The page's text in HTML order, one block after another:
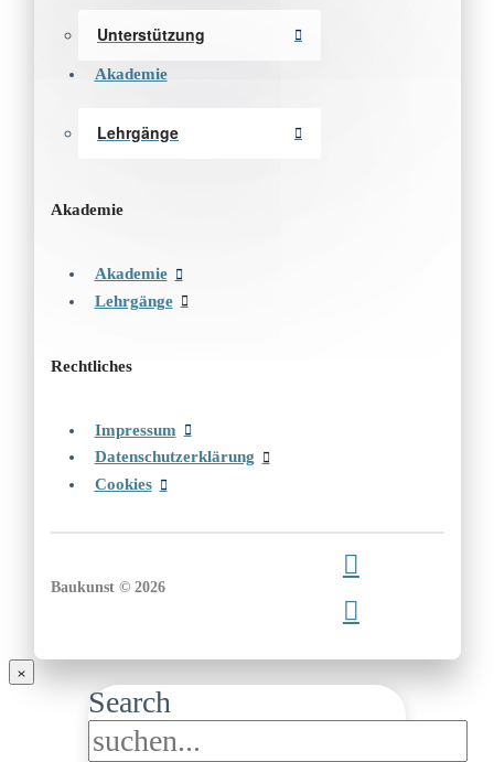
Unterstützung
Akademie
Lehrgänge
Akademie
Akademie
Lehrgänge
Rechtliches
Impressum
Datenschutzerklärung
Cookies
Baukunst © 2026
Search